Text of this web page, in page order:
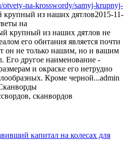
otvety-na-krosswordy/samyj-krupnyj-
из наших дятлов2015-11-
на
крупный из наших дятлов не
его обитания является почти
он не только нашим, но и вашим
Его другое наименование -
и окраске его нетрудно
Кроме черной...admin
капитал на колесах для